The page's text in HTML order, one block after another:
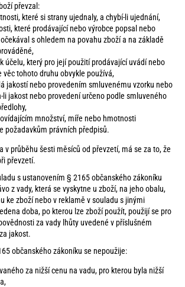
převzal:
které si strany ujednaly, a chybí-li ujednání,
které prodávající nebo výrobce popsal nebo
s ohledem na povahu zboží a na základě
účelu, který pro její použití prodávající uvádí nebo
věc tohoto druhu obvykle používá,
jakostí nebo provedením smluvenému vzorku nebo
li jakost nebo provedení určeno podle smluveného
množství, míře nebo hmotnosti
požadavkům právních předpisů.
v průběhu šesti měsíců od převzetí, má se za to, že
převzetí.
s ustanovením § 2165 občanského zákoníku
z vady, která se vyskytne u zboží, na jeho obalu,
ke zboží nebo v reklamě v souladu s jinými
doba, po kterou lze zboží použít, použijí se pro
za vady lhůty uvedené v příslušném
jakost.
občanského zákoníku se nepoužije:
za nižší cenu na vadu, pro kterou byla nižší